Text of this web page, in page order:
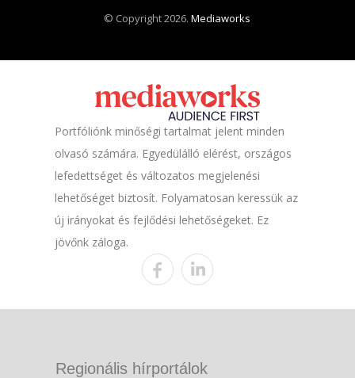
© Copyright 2026.Mediaworks
Portfóliónk minőségi tartalmat jelent minden
olvasó számára. Egyedülálló elérést, országos
lefedettséget és változatos megjelenési
lehetőséget biztosít. Folyamatosan keressük az
új irányokat és fejlődési lehetőségeket. Ez
jövőnk záloga.
Regionális hírportálok